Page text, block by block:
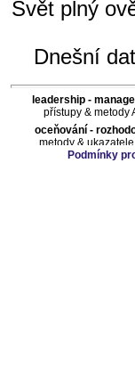
Svět plný
Dnešní
leadership -
přístupy & metody
oceňování -
metody & ukazatele
Podmínky